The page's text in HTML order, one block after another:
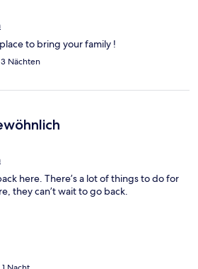
to bring your family !
Nächten
here. There’s a lot of things to do for
they can’t wait to go back.